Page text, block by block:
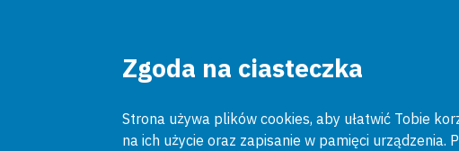
Zgoda na ciasteczka
Strona używa plików cookies, aby ułatwić Tobie
na ich użycie oraz zapisanie w pamięci